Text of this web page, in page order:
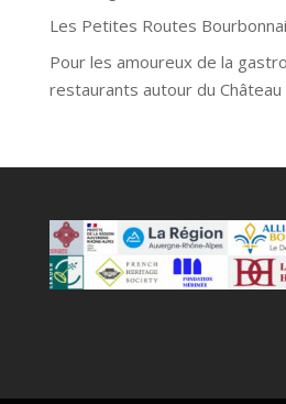
Les Petites Routes
Pour les amoureux de la
restaurants autour du